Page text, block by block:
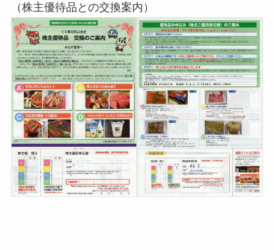
（株主優待品との交換案内）